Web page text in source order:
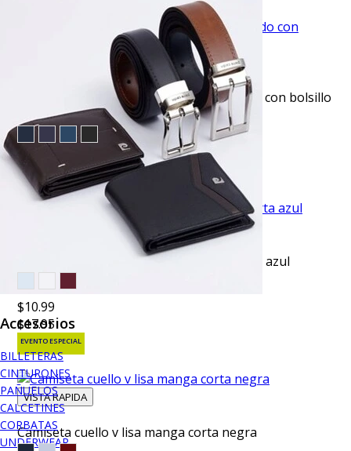
Accesorios
BILLETERAS
CINTURONES
PAÑUELOS
CALCETINES
CORBATAS
UNDERWEAR
Pantalón de vestir slim fit gris texturizado con bolsillo
oculto manhattan
$53.95
TU TERCERA PRENDA GRATIS
Camiseta cuello redondo lisa manga corta azul
$10.99
$17.95
EVENTO ESPECIAL
VISTA RAPIDA
Camiseta cuello v lisa manga corta negra